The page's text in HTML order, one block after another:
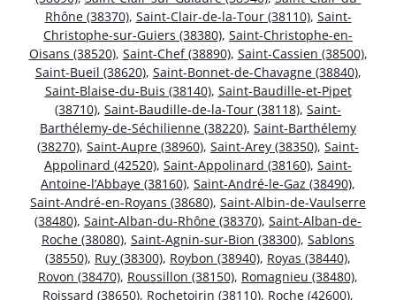
Rhône (38370), Saint-Clair-de-la-Tour (38110), Saint-
Christophe-sur-Guiers (38380), Saint-Christophe-en-
Oisans (38520), Saint-Chef (38890), Saint-Cassien (38500),
Saint-Bueil (38620), Saint-Bonnet-de-Chavagne (38840),
Saint-Blaise-du-Buis (38140), Saint-Baudille-et-Pipet
(38710), Saint-Baudille-de-la-Tour (38118), Saint-
Barthélemy-de-Séchilienne (38220), Saint-Barthélemy
(38270), Saint-Aupre (38960), Saint-Arey (38350), Saint-
Appolinard (42520), Saint-Appolinard (38160), Saint-
Antoine-l’Abbaye (38160), Saint-André-le-Gaz (38490),
Saint-André-en-Royans (38680), Saint-Albin-de-Vaulserre
(38480), Saint-Alban-du-Rhône (38370), Saint-Alban-de-
Roche (38080), Saint-Agnin-sur-Bion (38300), Sablons
(38550), Ruy (38300), Roybon (38940), Royas (38440),
Rovon (38470), Roussillon (38150), Romagnieu (38480),
Roissard (38650), Rochetoirin (38110), Roche (42600),